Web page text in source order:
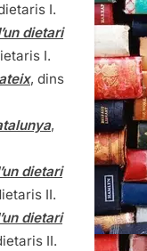
I.
dietari
I.
, dins
,
dietari
II.
dietari
II.